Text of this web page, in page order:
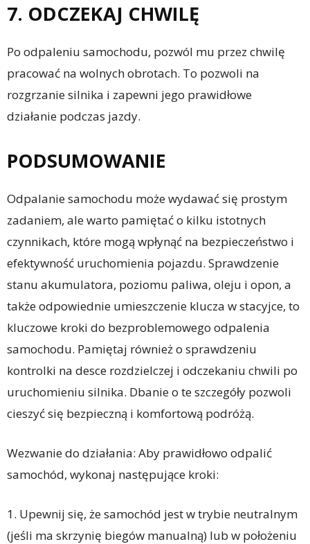
7. ODCZEKAJ CHWILĘ
Po odpaleniu samochodu, pozwól mu przez chwilę
pracować na wolnych obrotach. To pozwoli na
rozgrzanie silnika i zapewni jego prawidłowe
działanie podczas jazdy.
PODSUMOWANIE
Odpalanie samochodu może wydawać się prostym
zadaniem, ale warto pamiętać o kilku istotnych
czynnikach, które mogą wpłynąć na bezpieczeństwo i
efektywność uruchomienia pojazdu. Sprawdzenie
stanu akumulatora, poziomu paliwa, oleju i opon, a
także odpowiednie umieszczenie klucza w stacyjce, to
kluczowe kroki do bezproblemowego odpalenia
samochodu. Pamiętaj również o sprawdzeniu
kontrolki na desce rozdzielczej i odczekaniu chwili po
uruchomieniu silnika. Dbanie o te szczegóły pozwoli
cieszyć się bezpieczną i komfortową podróżą.
Wezwanie do działania: Aby prawidłowo odpalić
samochód, wykonaj następujące kroki:
1. Upewnij się, że samochód jest w trybie neutralnym
(jeśli ma skrzynię biegów manualną) lub w położeniu